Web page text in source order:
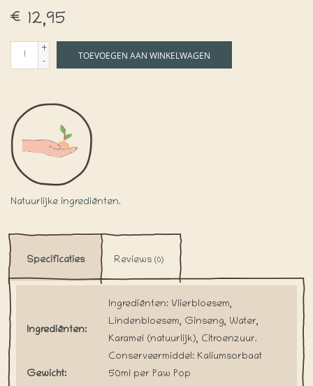
€12,95
+
-
TOEVOEGEN AAN WINKELWAGEN
Natuurlijke ingrediënten.
Specificaties Reviews (0)
Ingrediënten:
Ingrediënten: Vlierbloesem,
Lindenbloesem, Ginseng, Water,
Karamel (natuurlijk), Citroenzuur.
Conserveermiddel: Kaliumsorbaat
Gewicht:
50ml per Paw Pop